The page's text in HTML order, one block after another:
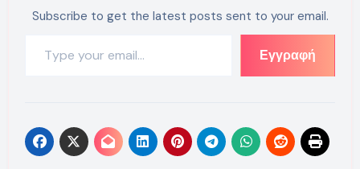
Subscribe to get the latest posts sent to your email.
Εγγραφή